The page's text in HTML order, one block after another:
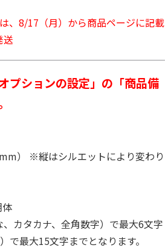
)
3,839円
(送料別・税込)
4,400円
(送料別・税込)
、8/17（月）から商品ページに記載
送
プションの設定」の「商品備
） ※縦はシルエットにより変わり
体
カタカナ、全角数字）で最大6文字
で最大15文字までとなります。